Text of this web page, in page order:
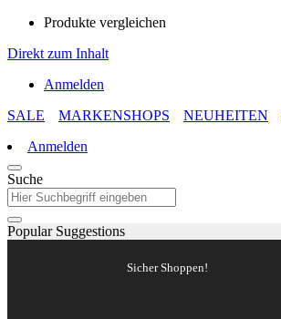
Produkte vergleichen
Direkt zum Inhalt
Anmelden
SALE
MARKENSHOPS NEUHEITEN
Anmelden
Suche
Popular Suggestions
Sicher Shoppen!